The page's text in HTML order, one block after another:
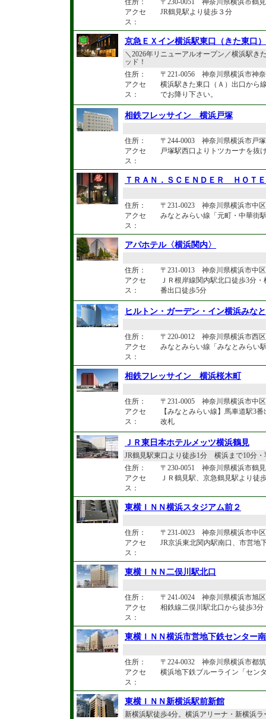
住所：
〒230-0051 神奈川県横浜市鶴
アクセ
ス：
JR鶴見駅より徒歩３分
京急ＥＸイン横浜駅東口（きた東口
＼2026年リニューアルオープン／横浜駅
ッド！
住所：
〒221-0056 神奈川県横浜市神
アクセ
ス：
横浜駅きた東口（Ａ）出口か
でお降り下さい。
相鉄フレッサイン 横浜戸塚
住所：
〒244-0003 神奈川県横浜市戸
アクセ
ス：
戸塚駅西口よりトツカーナを抜
ＴＲＡＮ．ＳＣＥＮＤＥＲ ＨＯＴ
住所：
〒231-0023 神奈川県横浜市中
アクセ
ス：
みなとみらい線「元町・中華街
アパホテル〈横浜関内〉
住所：
〒231-0013 神奈川県横浜市中
アクセ
ス：
ＪＲ根岸線関内駅北口徒歩3分
番出口徒歩5分
ヒルトン・ガーデン・イン横浜みな
住所：
〒220-0012 神奈川県横浜市西
アクセ
ス：
みなとみらい線「みなとみらい
相鉄フレッサイン 横浜桜木町
住所：
〒231-0005 神奈川県横浜市中
アクセ
ス：
【みなとみらい線】馬車道駅3
改札
ＪＲ東日本ホテルメッツ横浜鶴見
JR鶴見駅東口より徒歩1分 横浜まで10分
住所：
〒230-0051 神奈川県横浜市鶴
アクセ
ス：
ＪＲ鶴見駅、京急鶴見駅より徒
東横ＩＮＮ横浜スタジアム前２
住所：
〒231-0023 神奈川県横浜市中
アクセ
ス：
JR京浜東北関内駅南口、市営地
東横ＩＮＮ二俣川駅北口
住所：
〒241-0024 神奈川県横浜市旭
アクセ
ス：
相鉄線二俣川駅北口から徒歩3分
東横ＩＮＮ横浜市営地下鉄センター
住所：
〒224-0032 神奈川県横浜市都
アクセ
ス：
横浜地下鉄ブルーライン「セン
東横ＩＮＮ新横浜駅前新館
新横浜駅徒歩4分。横浜アリーナ・新横浜